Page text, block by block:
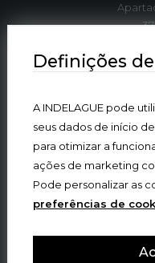
*
Onde
Definições
A INDELAGUE pode
seus dados de início
para otimizar a
ações de marketing
Pode personalizar as
preferências de